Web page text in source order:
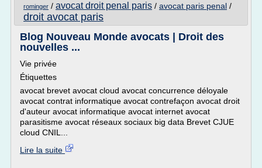
rominger / avocat droit penal paris / avocat paris penal /
droit avocat paris
Blog Nouveau Monde avocats | Droit des
nouvelles ...
Vie privée
Étiquettes
avocat brevet avocat cloud avocat concurrence déloyale
avocat contrat informatique avocat contrefaçon avocat droit
d'auteur avocat informatique avocat internet avocat
parasitisme avocat réseaux sociaux big data Brevet CJUE
cloud CNIL...
Lire la suite